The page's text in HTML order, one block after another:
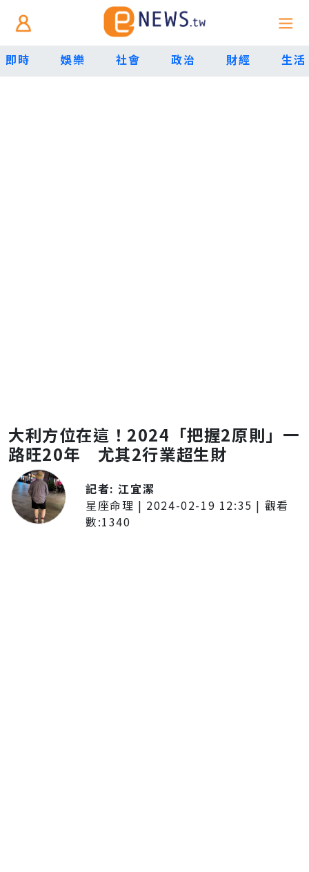
即時 娛樂 社會 政治 財經 生活
大利方位在這！2024「把握2原則」一
路旺20年 尤其2行業超生財
記者:江宜潔
星座命理 | 2024-02-19 12:35 | 觀看
數:1340